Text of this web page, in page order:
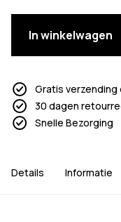
In winkelwagen
Gratis
30 dagen
Snelle Bezorging
Details Informatie